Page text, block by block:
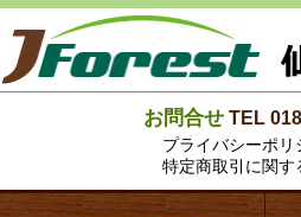
お問合せ TEL
プライバシーポリ
特定商取引に関す